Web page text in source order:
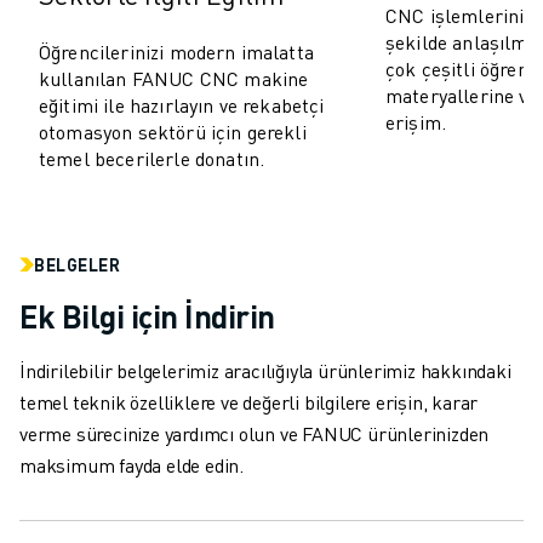
TEL EROZYON MAKINELERI
ROBOCUT TEL EROZYON MAKINELERI
ROBOCUT DONANIM
ROBOCUT YAZILIMI
IIOT ÇÖZÜMLERI
ÜRETIM VERIMLILIĞINI ARTIRMAK IÇIN AKILLI FABRIKA ÇÖZÜMLERI
VAKA ÇALIŞMALARI
ÇÖZÜMLER
ENDÜSTRILER
TÜM SEKTÖRLER
Öğrencilerinizi modern imalatta
kullanılan FANUC CNC makine
eğitimi ile hazırlayın ve rekabetçi
otomasyon sektörü için gerekli
temel becerilerle donatın.
CNC işlemlerinin
şekilde
çok çeşitli
materyallerine ve
erişim.
BELGELER
Ek Bilgi için İndirin
İndirilebilir belgelerimiz aracılığıyla ürünlerimiz hakkındaki
temel teknik özelliklere ve değerli bilgilere erişin, karar
verme sürecinize yardımcı olun ve FANUC ürünlerinizden
maksimum fayda elde edin.